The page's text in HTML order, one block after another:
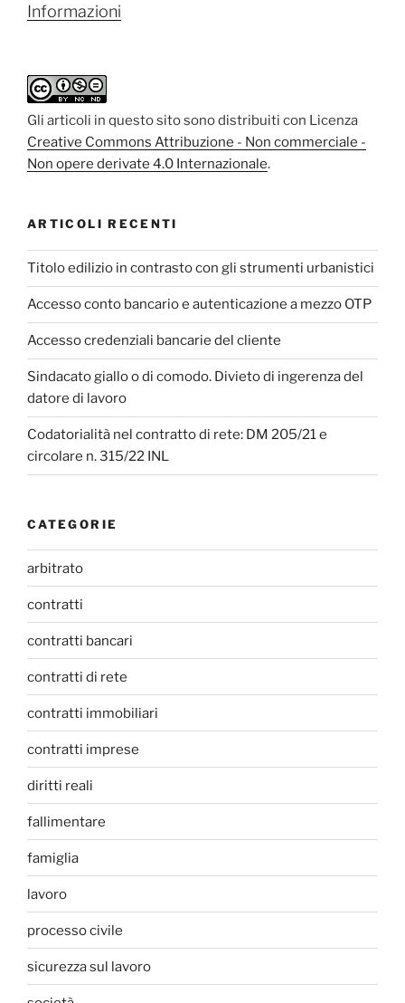
Informazioni
Gli articoli in questo sito sono distribuiti con Licenza
Creative Commons Attribuzione - Non commerciale -
Non opere derivate 4.0 Internazionale.
ARTICOLI RECENTI
Titolo edilizio in contrasto con gli strumenti urbanistici
Accesso conto bancario e autenticazione a mezzo OTP
Accesso credenziali bancarie del cliente
Sindacato giallo o di comodo. Divieto di ingerenza del
datore di lavoro
Codatorialità nel contratto di rete: DM 205/21 e
circolare n. 315/22 INL
CATEGORIE
arbitrato
contratti
contratti bancari
contratti di rete
contratti immobiliari
contratti imprese
diritti reali
fallimentare
famiglia
lavoro
processo civile
sicurezza sul lavoro